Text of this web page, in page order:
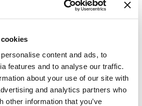
content and ads, to
features and to analyse our traffic.
about your use of our site with
and analytics partners who
other information that you’ve
Archeologico nazionale